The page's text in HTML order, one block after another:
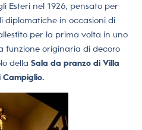
Esteri nel 1926, pensato per
diplomatiche in occasioni di
per la prima volta in uno
funzione originaria di decoro
della Sala da pranzo di Villa
Campiglio.